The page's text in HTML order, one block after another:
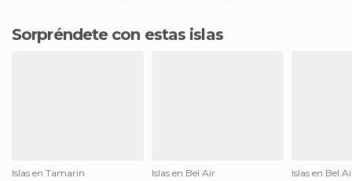
Sorpréndete con estas islas
Islas en Tamarin
Islas en Bel Air
Islas en Bel